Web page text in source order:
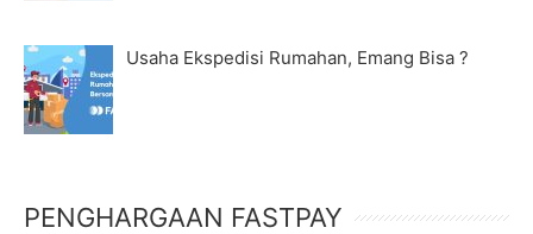
Usaha Ekspedisi Rumahan, Emang Bisa ?
PENGHARGAAN FASTPAY